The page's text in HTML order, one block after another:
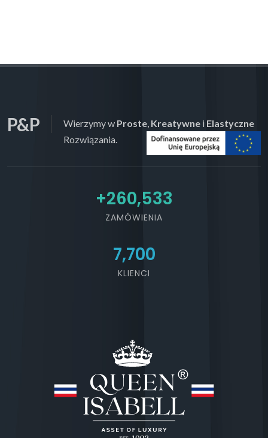
P&P Wierzymy w Proste, Kreatywne i Elastyczne
Rozwiązania.
+300,000
ZAMÓWIENIA
7,700
KLIENCI